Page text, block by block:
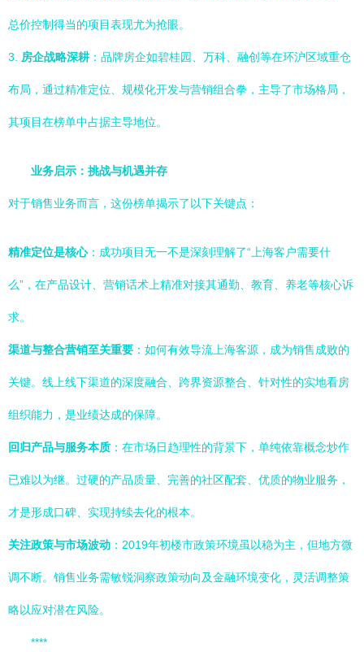
总价控制得当的项目表现尤为抢眼。
3. 房企战略深耕：品牌房企如碧桂园、万科、融创等在环沪区域重仓
布局，通过精准定位、规模化开发与营销组合拳，主导了市场格局，
其项目在榜单中占据主导地位。
业务启示：挑战与机遇并存
对于销售业务而言，这份榜单揭示了以下关键点：
精准定位是核心：成功项目无一不是深刻理解了“上海客户需要什
么”，在产品设计、营销话术上精准对接其通勤、教育、养老等核心诉
求。
渠道与整合营销至关重要 ：如何有效导流上海客源，成为销售成败的
关键。线上线下渠道的深度融合、跨界资源整合、针对性的实地看房
组织能力，是业绩达成的保障。
回归产品与服务本质 ：在市场日趋理性的背景下，单纯依靠概念炒作
已难以为继。过硬的产品质量、完善的社区配套、优质的物业服务，
才是形成口碑、实现持续去化的根本。
关注政策与市场波动 ：2019年初楼市政策环境虽以稳为主，但地方微
调不断。销售业务需敏锐洞察政策动向及金融环境变化，灵活调整策
略以应对潜在风险。
****